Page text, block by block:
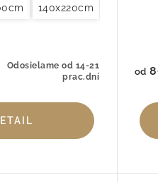
Obliečky na vankúše
200x220cm
140x220cm
Odosielame od 14-21
prac.dní
od